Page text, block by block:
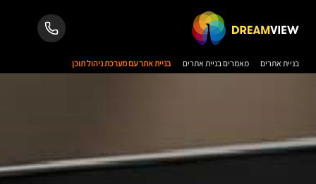
בניית אתרים מאמרים בניית אתרים בניית אתר עם מערכת ניהול תוכן